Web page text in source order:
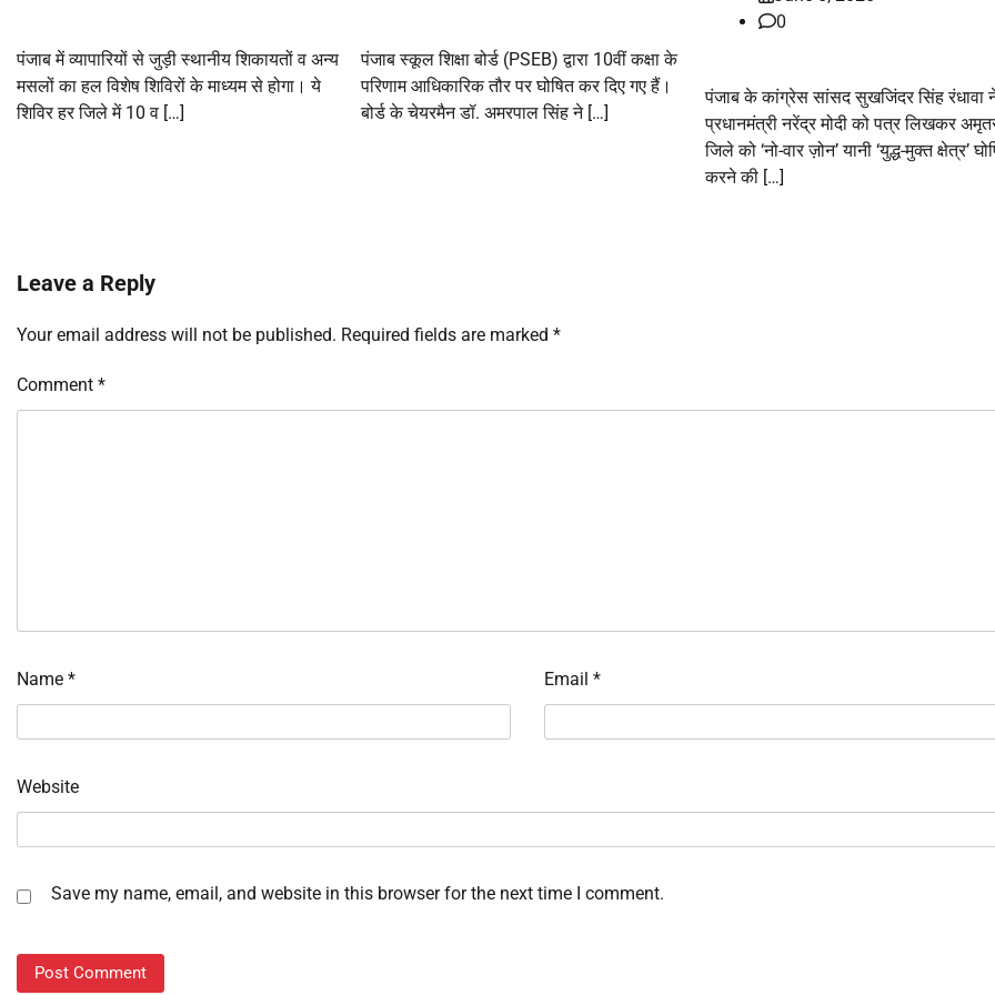
पंजाब में व्यापारियों से जुड़ी स्थानीय शिकायतों व अन्य
मसलों का हल विशेष शिविरों के माध्यम से होगा। ये
शिविर हर जिले में 10 व […]
पंजाब स्कूल शिक्षा बोर्ड (PSEB) द्वारा 10वीं कक्षा के
परिणाम आधिकारिक तौर पर घोषित कर दिए गए हैं।
बोर्ड के चेयरमैन डॉ. अमरपाल सिंह ने […]
0
पंजाब के कांग्रेस सांसद सुखजिंदर सिंह रंधावा
प्रधानमंत्री नरेंद्र मोदी को पत्र लिखकर
जिले को ‘नो-वार ज़ोन’ यानी ‘युद्ध-मुक्त क्षेत्र’
करने की […]
Leave a Reply
Your email address will not be published. Required fields are marked *
Comment *
Name * Email *
Website
Save my name, email, and website in this browser for the next time I comment.